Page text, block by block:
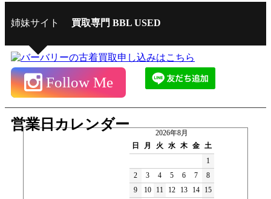
姉妹サイト 買取専門 BBL USED
Follow Me
営業日カレンダー
2026年8月
日
月 火 水 木 金 土
1
2
3 4 5 6 7
8
9
10 11 12 13 14
15